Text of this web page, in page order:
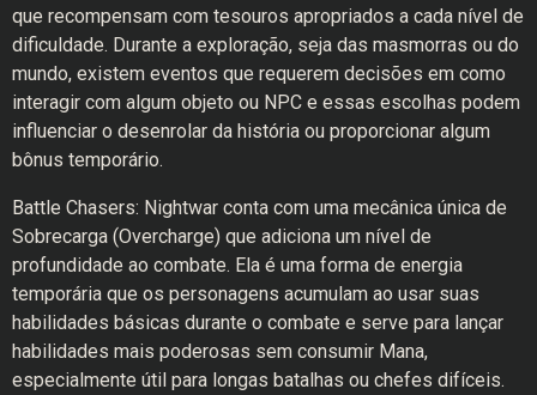
que recompensam com tesouros apropriados a cada nível de
dificuldade. Durante a exploração, seja das masmorras ou do
mundo, existem eventos que requerem decisões em como
interagir com algum objeto ou NPC e essas escolhas podem
influenciar o desenrolar da história ou proporcionar algum
bônus temporário.
Battle Chasers: Nightwar conta com uma mecânica única de
Sobrecarga (Overcharge) que adiciona um nível de
profundidade ao combate. Ela é uma forma de energia
temporária que os personagens acumulam ao usar suas
habilidades básicas durante o combate e serve para lançar
habilidades mais poderosas sem consumir Mana,
especialmente útil para longas batalhas ou chefes difíceis.